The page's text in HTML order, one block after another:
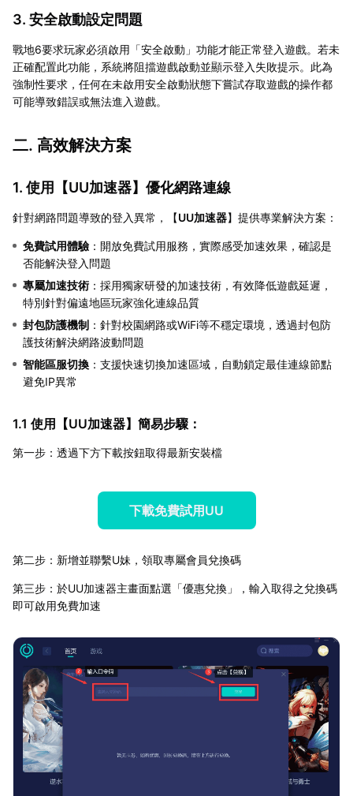
3. 安全啟動設定問題
戰地6要求玩家必須啟用「安全啟動」功能才能正常登入遊戲。若未
正確配置此功能，系統將阻擋遊戲啟動並顯示登入失敗提示。此為
強制性要求，任何在未啟用安全啟動狀態下嘗試存取遊戲的操作都
可能導致錯誤或無法進入遊戲。
二. 高效解決方案
1. 使用【UU加速器】優化網路連線
針對網路問題導致的登入異常，【UU加速器】提供專業解決方案：
免費試用體驗 ：開放免費試用服務，實際感受加速效果，確認是
否能解決登入問題
專屬加速技術 ：採用獨家研發的加速技術，有效降低遊戲延遲，
特別針對偏遠地區玩家強化連線品質
封包防護機制 ：針對校園網路或WiFi等不穩定環境，透過封包防
護技術解決網路波動問題
智能區服切換 ：支援快速切換加速區域，自動鎖定最佳連線節點
避免IP異常
1.1 使用【UU加速器】簡易步驟：
第一步：透過下方下載按鈕取得最新安裝檔
下載免費試用UU
第二步：新增並聯繫U妹，領取專屬會員兌換碼
第三步：於UU加速器主畫面點選「優惠兌換」，輸入取得之兌換碼
即可啟用免費加速